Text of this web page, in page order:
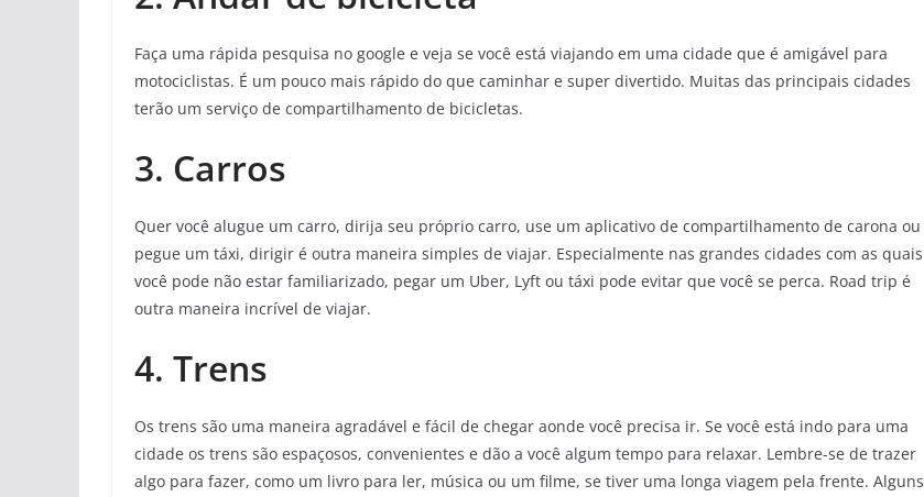
Faça uma rápida pesquisa no google e veja se você está viajando em uma cidade que é amigável para
motociclistas. É um pouco mais rápido do que caminhar e super divertido. Muitas das principais cidades
terão um serviço de compartilhamento de bicicletas.
3. Carros
Quer você alugue um carro, dirija seu próprio carro, use um aplicativo de compartilhamento de carona ou
pegue um táxi, dirigir é outra maneira simples de viajar. Especialmente nas grandes cidades com as quais
você pode não estar familiarizado, pegar um Uber, Lyft ou táxi pode evitar que você se perca. Road trip é
outra maneira incrível de viajar.
4. Trens
Os trens são uma maneira agradável e fácil de chegar aonde você precisa ir. Se você está indo para uma
cidade os trens são espaçosos, convenientes e dão a você algum tempo para relaxar. Lembre-se de trazer
algo para fazer, como um livro para ler, música ou um filme, se tiver uma longa viagem pela frente. Alguns